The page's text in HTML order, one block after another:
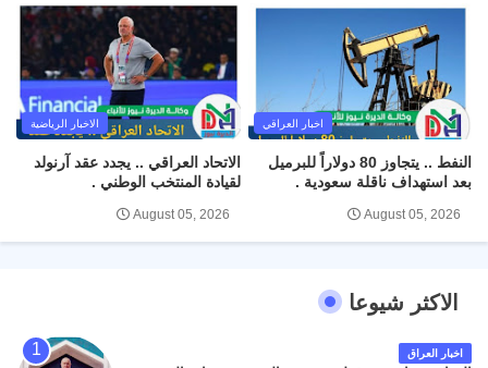
اخبار العراقي
النفط .. يتجاوز 80 دولاراً للبرميل
بعد استهداف ناقلة سعودية .
August 05, 2026
الاخبار الرياضية
الاتحاد العراقي .. يجدد عقد آرنولد
لقيادة المنتخب الوطني .
August 05, 2026
الاكثر شيوعا
اخبار العراق